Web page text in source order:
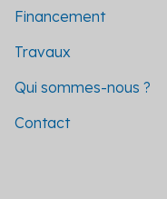
Financement
Travaux
Qui sommes-nous ?
Contact